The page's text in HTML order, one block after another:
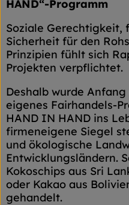
HAND“-Programm
Soziale Gerechtigkeit,
Sicherheit für den
Prinzipien fühlt sich
Projekten verpflichtet.
Deshalb wurde
eigenes Fairhandels-
HAND IN HAND ins
firmeneigene Siegel
und ökologische
Entwicklungsländern.
Kokoschips aus Sri
oder Kakao aus
gehandelt.